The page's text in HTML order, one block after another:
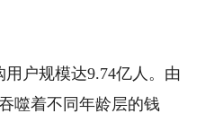
户规模达9.74亿人。由
噬着不同年龄层的钱